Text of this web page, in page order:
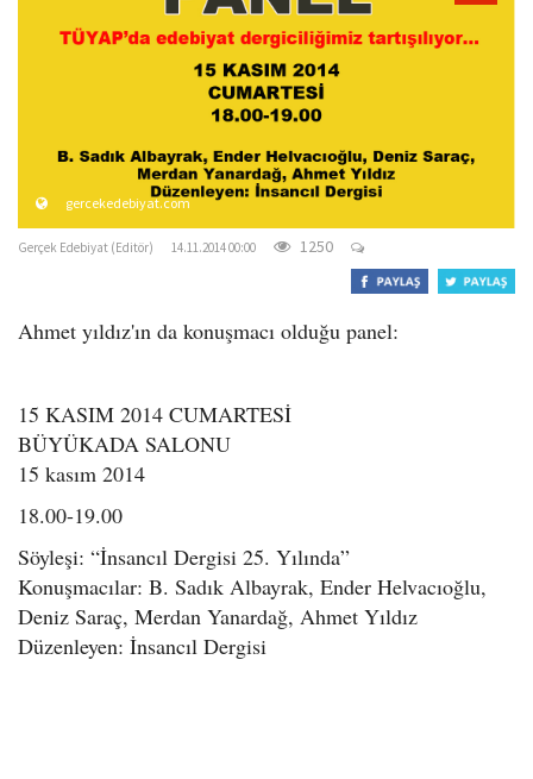
gercekedebiyat.com
Gerçek Edebiyat (Editör) 14.11.2014 00:00 1250
Ahmet yıldız'ın da konuşmacı olduğu panel:
15 KASIM 2014 CUMARTESİ
BÜYÜKADA SALONU
15 kasım 2014
18.00-19.00
Söyleşi: “İnsancıl Dergisi 25. Yılında”
Konuşmacılar: B. Sadık Albayrak, Ender Helvacıoğlu,
Deniz Saraç, Merdan Yanardağ, Ahmet Yıldız
Düzenleyen: İnsancıl Dergisi